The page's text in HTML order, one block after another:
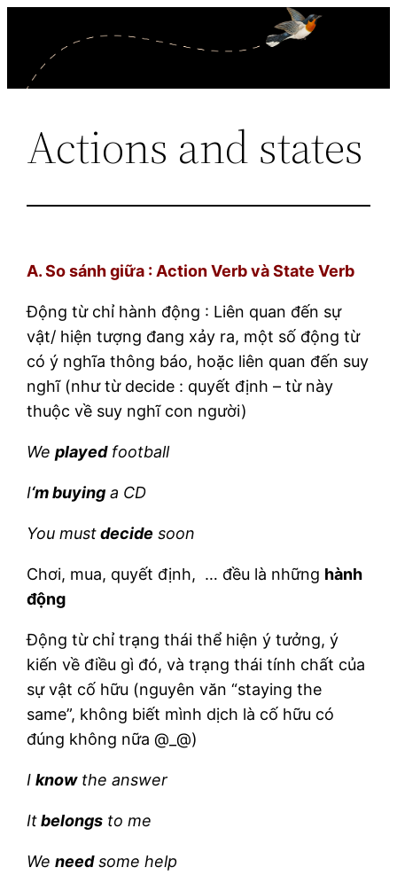
content
Actions and states
A. So sánh giữa : Action Verb và State Verb
Động từ chỉ hành động : Liên quan đến sự
vật/ hiện tượng đang xảy ra, một số động từ
có ý nghĩa thông báo, hoặc liên quan đến suy
nghĩ (như từ decide : quyết định – từ này
thuộc về suy nghĩ con người)
Weplayedfootball
I‘m buying a CD
You mustdecide soon
Chơi, mua, quyết định, … đều là những hành
động
Động từ chỉ trạng thái thể hiện ý tưởng, ý
kiến về điều gì đó, và trạng thái tính chất của
sự vật cố hữu (nguyên văn “staying the
same”, không biết mình dịch là cố hữu có
đúng không nữa @_@)
Iknowthe answer
Itbelongs to me
Weneedsome help